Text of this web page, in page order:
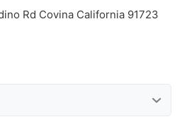
Rd Covina California 91723